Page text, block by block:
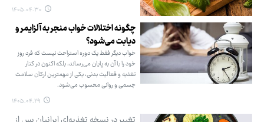
۱۴۰۵.۰۴.۳۰
چگونه اختلالات خواب منجر به آلزایمر و
دیابت می‌شود؟
خواب دیگر فقط یک دوره استراحت نیست که فرد روز
خود را با آن به پایان می‌رساند، بلکه اکنون در کنار
تغذیه و فعالیت بدنی، یکی از مهمترین ارکان سلامت
جسمی و روانی محسوب می‌شود.
۱۴۰۵.۰۴.۲۹